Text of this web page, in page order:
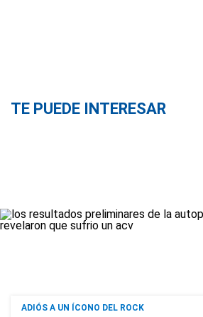
TE PUEDE INTERESAR
ADIÓS A UN ÍCONO DEL ROCK